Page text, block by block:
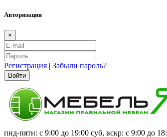
Авторизация
×
Регистрация | Забыли пароль?
Войти
пнд-пятн: с 9:00 до 19:00 суб, вскр: с 9:00 до